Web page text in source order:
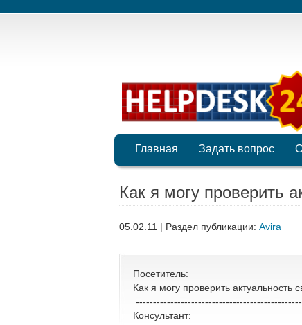
Главная Задать вопрос
Как я могу проверить
05.02.11 | Раздел публикации: Avira
Посетитель:
Как я могу проверить актуальность
Консультант: